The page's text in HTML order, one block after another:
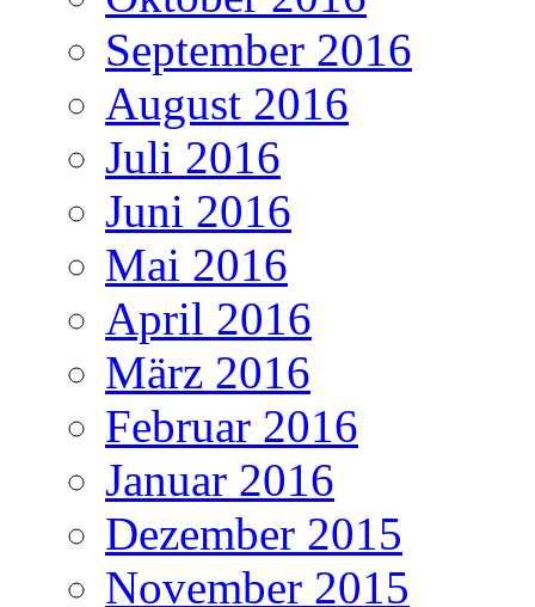
September 2016
August 2016
Juli 2016
Juni 2016
Mai 2016
April 2016
März 2016
Februar 2016
Januar 2016
Dezember 2015
November 2015